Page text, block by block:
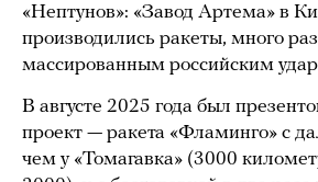
«Нептунов»: «Завод Артема» в
производились ракеты, много
массированным российским
В августе 2025 года был
проект — ракета «Фламинго» с
чем у «Томагавка» (3000